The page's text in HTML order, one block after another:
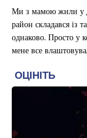
Ми з мамою жили у
район складався із
однаково. Просто у
мене все